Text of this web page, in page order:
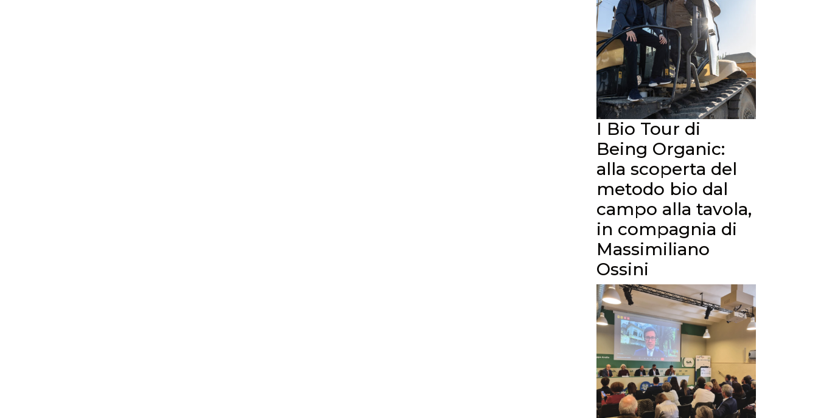
I Bio Tour di
Being Organic:
alla scoperta del
metodo bio dal
campo alla tavola,
in compagnia di
Massimiliano
Ossini